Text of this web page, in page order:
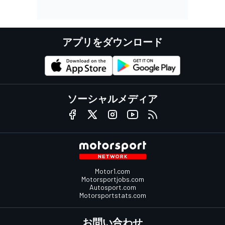
アプリをダウンロード
ソーシャルメディア
Motor1.com
Motorsportjobs.com
Autosport.com
Motorsportstats.com
お問い合わせ